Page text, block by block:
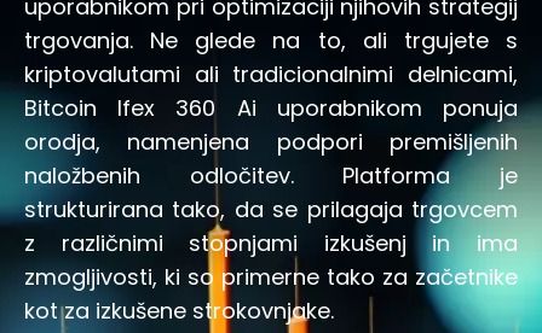
uporabnikom pri optimizaciji njihovih strategij
trgovanja. Ne glede na to, ali trgujete s
kriptovalutami ali tradicionalnimi delnicami,
Bitcoin Ifex 360 Ai uporabnikom ponuja
orodja, namenjena podpori premišljenih
naložbenih odločitev. Platforma je
strukturirana tako, da se prilagaja trgovcem
z različnimi stopnjami izkušenj in ima
zmogljivosti, ki so primerne tako za začetnike
kot za izkušene strokovnjake.